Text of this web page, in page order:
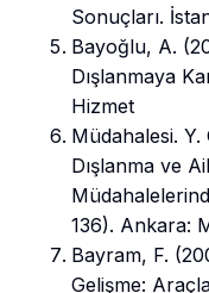
Sonuçları.
Bayoğlu, A.
Dışlanmaya
Hizmet
Müdahalesi.
Dışlanma ve
136). Ankara:
Bayram, F.
Gelişme: